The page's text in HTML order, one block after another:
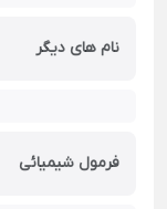
نام های دیگر
فرمول شیمیائی